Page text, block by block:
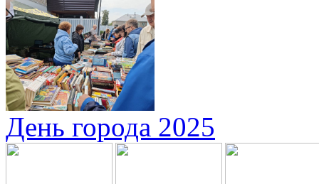
День города 2025